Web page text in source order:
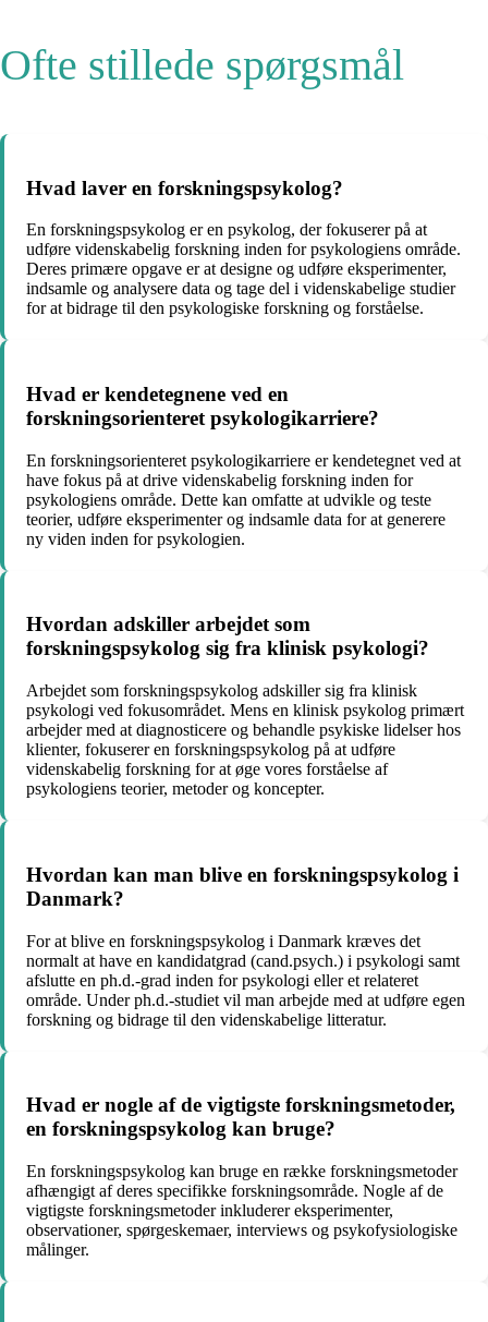
Ofte stillede spørgsmål
Hvad laver en forskningspsykolog?
En forskningspsykolog er en psykolog, der fokuserer på at
udføre videnskabelig forskning inden for psykologiens område.
Deres primære opgave er at designe og udføre eksperimenter,
indsamle og analysere data og tage del i videnskabelige studier
for at bidrage til den psykologiske forskning og forståelse.
Hvad er kendetegnene ved en
forskningsorienteret psykologikarriere?
En forskningsorienteret psykologikarriere er kendetegnet ved at
have fokus på at drive videnskabelig forskning inden for
psykologiens område. Dette kan omfatte at udvikle og teste
teorier, udføre eksperimenter og indsamle data for at generere
ny viden inden for psykologien.
Hvordan adskiller arbejdet som
forskningspsykolog sig fra klinisk psykologi?
Arbejdet som forskningspsykolog adskiller sig fra klinisk
psykologi ved fokusområdet. Mens en klinisk psykolog primært
arbejder med at diagnosticere og behandle psykiske lidelser hos
klienter, fokuserer en forskningspsykolog på at udføre
videnskabelig forskning for at øge vores forståelse af
psykologiens teorier, metoder og koncepter.
Hvordan kan man blive en forskningspsykolog i
Danmark?
For at blive en forskningspsykolog i Danmark kræves det
normalt at have en kandidatgrad (cand.psych.) i psykologi samt
afslutte en ph.d.-grad inden for psykologi eller et relateret
område. Under ph.d.-studiet vil man arbejde med at udføre egen
forskning og bidrage til den videnskabelige litteratur.
Hvad er nogle af de vigtigste forskningsmetoder,
en forskningspsykolog kan bruge?
En forskningspsykolog kan bruge en række forskningsmetoder
afhængigt af deres specifikke forskningsområde. Nogle af de
vigtigste forskningsmetoder inkluderer eksperimenter,
observationer, spørgeskemaer, interviews og psykofysiologiske
målinger.